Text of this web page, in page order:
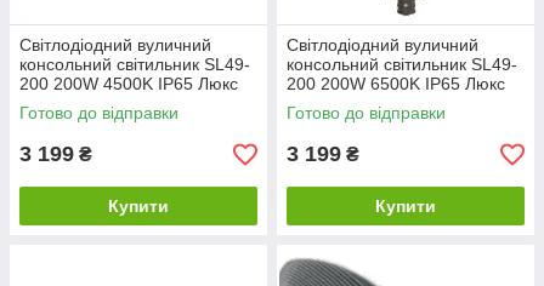
Світлодіодний вуличний
консольний світильник SL49-
200 200W 4500K IP65 Люкс
Код.59078
Готово до відправки
3 199 ₴
Купити
Світлодіодний вуличний
консольний світильник SL49-
200 200W 6500K IP65 Люкс
Код.59037
Готово до відправки
3 199 ₴
Купити